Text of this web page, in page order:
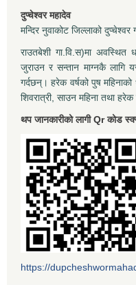
दुप्चेश्वर महादेव
मन्दिर नुवाकोट जिल्लाको
राउतबेशी गा.वि.स)मा अवस्थित
जुराउन र सन्तान माग्नकै लागि
गर्दछन्। हरेक वर्षको पुष महिनाको
शिवरात्री, साउन महिना तथा हरेक
थप जानकारीको लागी Qr कोड
https://